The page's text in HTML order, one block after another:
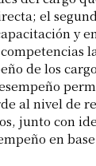
el
y
de los
al nivel de
junto con
en